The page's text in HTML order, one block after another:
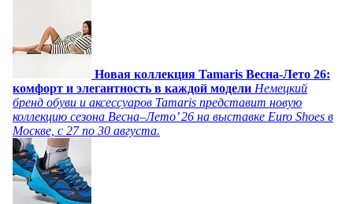
Новая коллекция Tamaris Весна-Лето 26:
комфорт и элегантность в каждой модели Немецкий
бренд обуви и аксессуаров Tamaris представит новую
коллекцию сезона Весна–Лето’ 26 на выставке Euro Shoes в
Москве, с 27 по 30 августа.